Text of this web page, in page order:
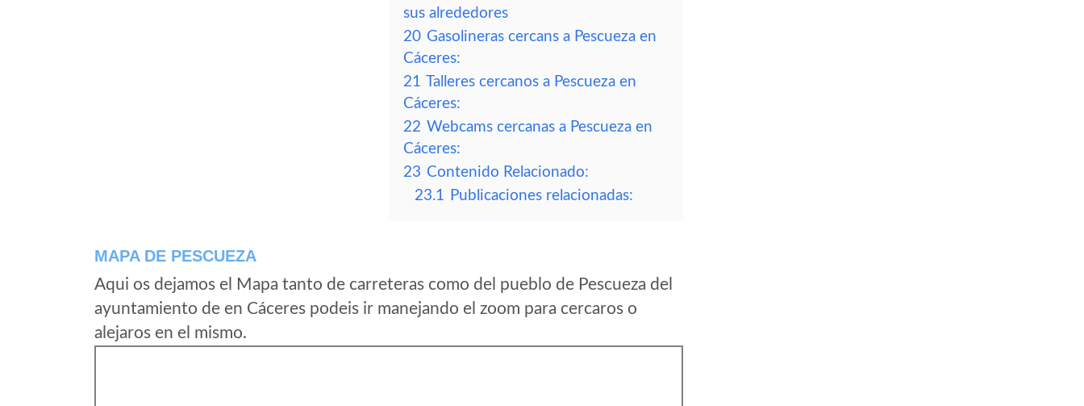
sus alrededores
20 Gasolineras cercans a Pescueza en
Cáceres:
21 Talleres cercanos a Pescueza en
Cáceres:
22 Webcams cercanas a Pescueza en
Cáceres:
23 Contenido Relacionado:
23.1 Publicaciones relacionadas:
MAPA DE PESCUEZA
Aqui os dejamos el Mapa tanto de carreteras como del pueblo de Pescueza del
ayuntamiento de en Cáceres podeis ir manejando el zoom para cercaros o
alejaros en el mismo.